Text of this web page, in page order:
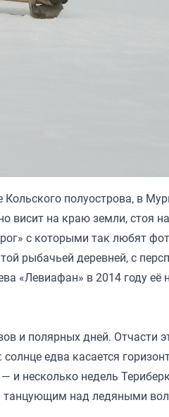
полуострова, в
висит на краю земли, стоя
с которыми так любят
рыбачьей деревней, с
«Левиафан» в 2014 году её
и полярных дней. Отчасти
едва касается
несколько недель
над ледяными